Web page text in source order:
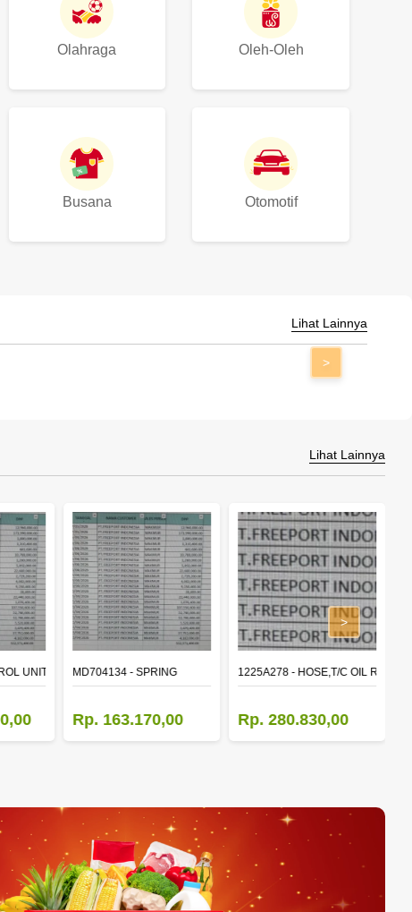
Olahraga Oleh-Oleh
Busana Otomotif
Lihat Lainnya
>
Lihat Lainnya
UNIT,TIME & ALARMMD704134 - SPRING
Rp. 163.170,00
1225A278 - HOSE,T/C OIL
Rp. 280.830,00
>